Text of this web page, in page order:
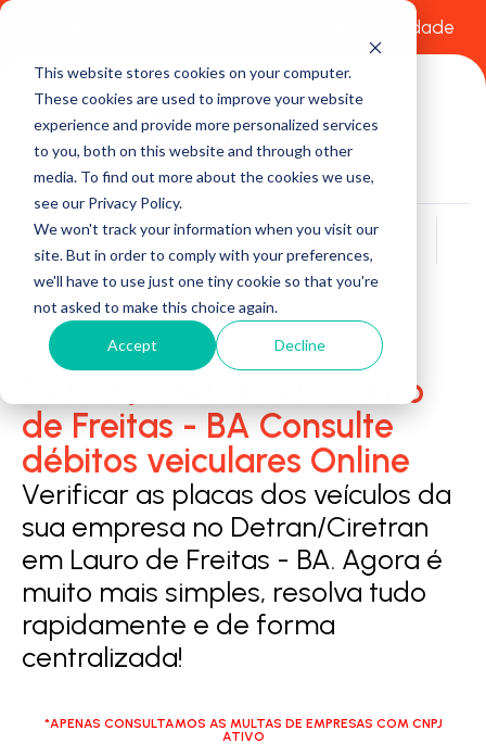
This website stores cookies on your computer.
These cookies are used to improve your website
experience and provide more personalized services
to you, both on this website and through other
media. To find out more about the cookies we use,
see our Privacy Policy.
We won't track your information when you visit our
site. But in order to comply with your preferences,
we'll have to use just one tiny cookie so that you're
not asked to make this choice again.
Accept Decline
Política de Privacidade
Buscar
Detran/Ciretran em Lauro
de Freitas - BA Consulte
débitos veiculares Online
Verificar as placas dos veículos da
sua empresa no Detran/Ciretran
em Lauro de Freitas - BA. Agora é
muito mais simples, resolva tudo
rapidamente e de forma
centralizada!
*APENAS CONSULTAMOS AS MULTAS DE EMPRESAS COM CNPJ
ATIVO